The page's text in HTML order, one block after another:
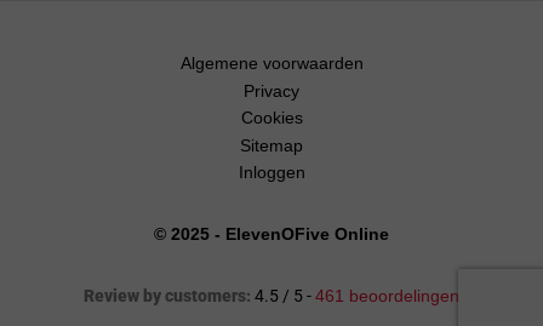
Algemene voorwaarden
Privacy
Cookies
Sitemap
Inloggen
© 2025 - ElevenOFive Online
Review by customers: 4.5 / 5 -461 beoordelingen